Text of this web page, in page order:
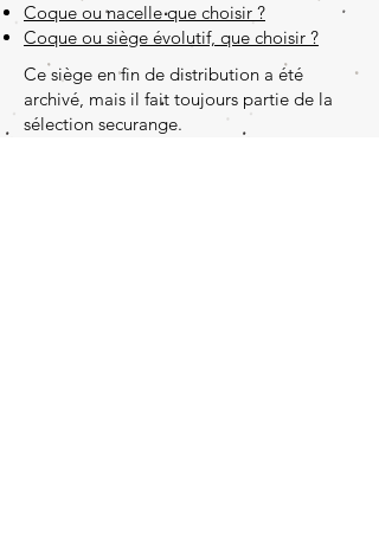
Coque ou nacelle que choisir ?
Coque ou siège évolutif, que choisir ?
Ce siège en fin de distribution a été
archivé, mais il fait toujours partie de la
sélection securange.